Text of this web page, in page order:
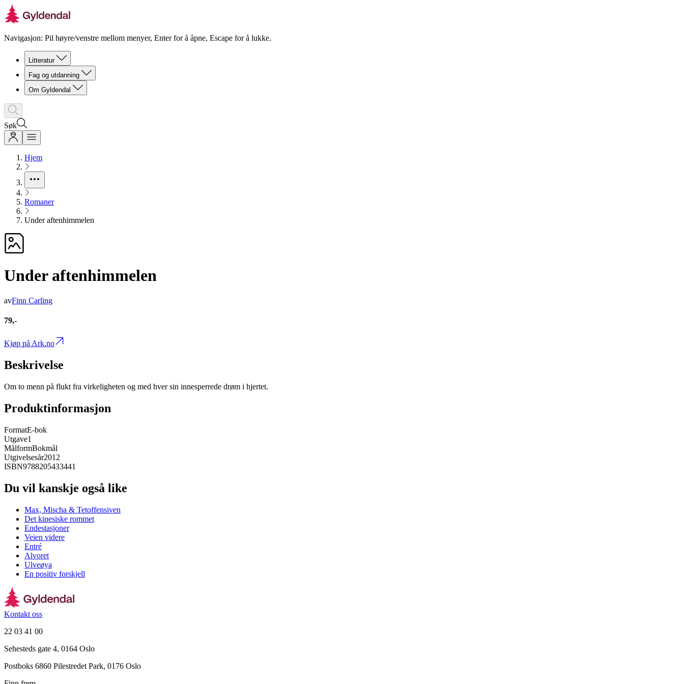
Navigasjon: Pil høyre/venstre mellom menyer, Enter for å åpne, Escape for å lukke.
Litteratur
Fag og utdanning
Om Gyldendal
Søk
Hjem
Romaner
Under aftenhimmelen
Under aftenhimmelen
avFinn Carling
79,-
Kjøp på Ark.no
Beskrivelse
Om to menn på flukt fra virkeligheten og med hver sin innesperrede drøm i hjertet.
Produktinformasjon
FormatE-bok
Utgave1
MålformBokmål
Utgivelsesår2012
ISBN9788205433441
Du vil kanskje også like
Max, Mischa & Tetoffensiven
Det kinesiske rommet
Endestasjoner
Veien videre
Entré
Alvoret
Ulveøya
En positiv forskjell
Kontakt oss
22 03 41 00
Sehesteds gate 4, 0164 Oslo
Postboks 6860 Pilestredet Park, 0176 Oslo